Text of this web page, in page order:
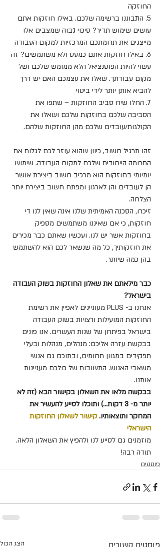
החוזקה
5. התבוננו ברשימה שלכם. באילו חוזקות אתם
עושים שימוש תדיר? סיכוי גבוה שמצבים אלו
מייצגים את תרומתכם המרכזיות למקום העבודה
6. באילו חוזקות אתם כמעט ולא משתמשים? זה
עשוי להיות הפוטנציאל הלא ממומש שלכם ושל
מקום עבודתך. שאלו את עצמכם האם יש דרך
להביא אותן יותר לידי ביטוי
7. החלו שיח סביב החוזקות – שתפו את
הסביבה שלכם בחוזקות שלכם ושאלו את
הקולגות/עובדים שלכם מהן החוזקות שלהם.
זהו תרגיל חשוב, כיוון שהוא עוזר לכם לגלות את
התרומה הייחודית שלכם למקום העבודה. שימוש
יומיומי בחוזקות הוא מרכיב חשוב ביצירת אושר
הן לעובדים והן לארגון ומפתח חשוב ביצירת יותר
הצלחה.
זיכרו, הסכנה האמיתית שלנו אינה שאין לנו די
חוזקות, כי אם שאיננו משתמשים מספיק
בחוזקות אשר יש לנו. ועכשיו שאתם כבר מכירים
את חוזקותיך, כל מה שנשאר לכם הוא להשתמש
בהן כמה שיותר.
כבר מילאתם את שאלון החוזקות בשוק העבודה
בישראל?
אנחנו ב- PLUS מעוניינים לאפיין את רשימת
החוזקות המועילות ורצויות בשוק העבודה
בישראל בפיתחן של שנות העשרים. אנו פונים
בבקשת עזרה אליכם: מנהלים, מנהלות ובעלי
תפקידים במגוון תחומים, ובתוכם גם אנשי
משאבי האנוש. התשובות של כולכם מעניינות
אותנו.
בבקשה מלאו את השאלון בקישור הבא (זה לא
יותר מ- 3 דקות...) ותוכלו לסייע להעשיר את
המחקר ותוצאותיו. קישור לשאלון החוזקות
הישראלי
מוזמנים גם לסייע לנו ולהפיץ את השאלון הלאה.
תודה רבה!
פוסטים
הצג הכול